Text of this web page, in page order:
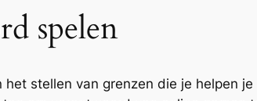
spelen
stellen van grenzen die je helpen je